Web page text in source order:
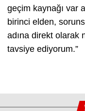
geçim kaynağı var
birinci elden,
adına direkt olarak
tavsiye ediyorum.”